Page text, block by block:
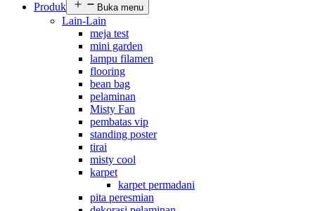
Produk
Buka menu
Lain-Lain
meja test
mini garden
lampu filamen
flooring
bean bag
pelaminan
Misty Fan
pembatas vip
standing poster
tirai
misty cool
karpet
karpet permadani
pita peresmian